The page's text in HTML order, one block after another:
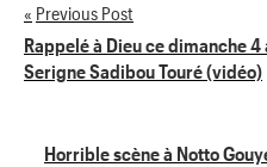
Navigation
de
Previous Post
Rappelé à Dieu ce dimanche
Serigne Sadibou Touré (vidéo)
Horrible scène à Notto